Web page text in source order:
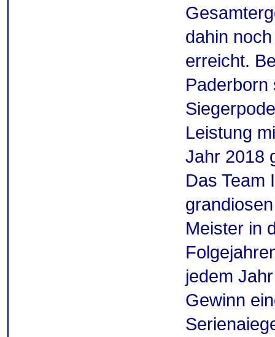
dahin
erreicht.
Paderborn
Leistung
Jahr 2018
Das Team
Meister in
jedem
Gewinn